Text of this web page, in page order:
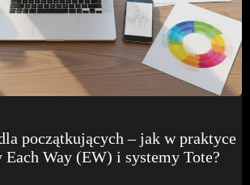
początkujących – jak w praktyce
Each Way (EW) i systemy Tote?